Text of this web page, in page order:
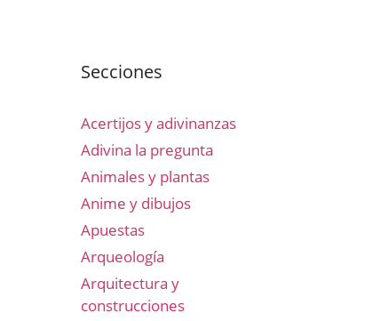
Secciones
Acertijos y adivinanzas
Adivina la pregunta
Animales y plantas
Anime y dibujos
Apuestas
Arqueología
Arquitectura y
construcciones